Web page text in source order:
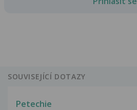
SOUVISEJÍCÍ DOTAZY
Petechie